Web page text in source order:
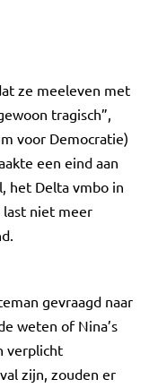
ze meeleven met
tragisch”,
voor Democratie)
een eind aan
het Delta vmbo in
last niet meer
gevraagd naar
weten of Nina’s
verplicht
zijn, zouden er